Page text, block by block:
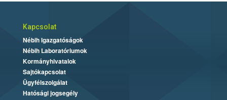
Kapcsolat
Nébih Igazgatóságok
Nébih Laboratóriumok
Kormányhivatalok
Sajtókapcsolat
Ügyfélszolgálat
Hatósági jogsegély